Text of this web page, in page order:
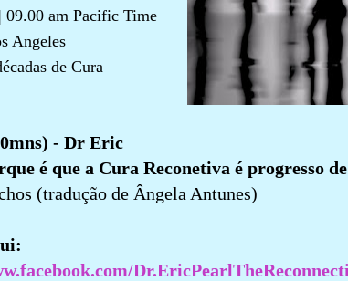
09.00 am Pacific Time
Angeles
de Cura
- Dr Eric
é que a Cura Reconetiva é progresso
(tradução de Ângela Antunes)